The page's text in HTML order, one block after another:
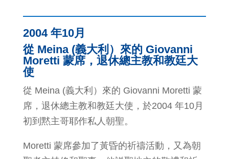
2004 年10月
從 Meina (義大利）來的 Giovanni
Moretti 蒙席，退休總主教和教廷大
使
從 Meina (義大利）來的 Giovanni Moretti 蒙
席，退休總主教和教廷大使，於2004 年10月
初到黙主哥耶作私人朝聖。
Moretti 蒙席參加了黃昏的祈禱活動，又為朝